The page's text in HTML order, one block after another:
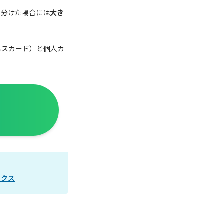
けた場合には大き
カード）と個人カ
ス